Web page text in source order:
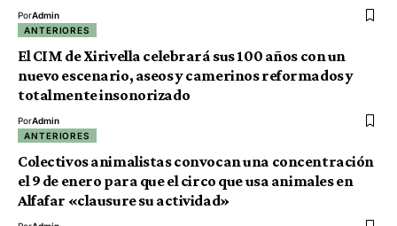
PorAdmin
ANTERIORES
El CIM de Xirivella celebrará sus 100 años con un
nuevo escenario, aseos y camerinos reformados y
totalmente insonorizado
PorAdmin
ANTERIORES
Colectivos animalistas convocan una concentración
el 9 de enero para que el circo que usa animales en
Alfafar «clausure su actividad»